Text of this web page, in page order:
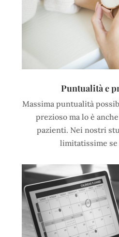
Puntualità e
Massima puntualità
prezioso ma lo è
pazienti. Nei nostri
limitatissime